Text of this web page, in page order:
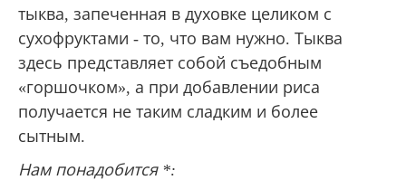
тыква, запеченная в духовке целиком с
сухофруктами - то, что вам нужно. Тыква
здесь представляет собой съедобным
«горшочком», а при добавлении риса
получается не таким сладким и более
сытным.
Нам понадобится *: